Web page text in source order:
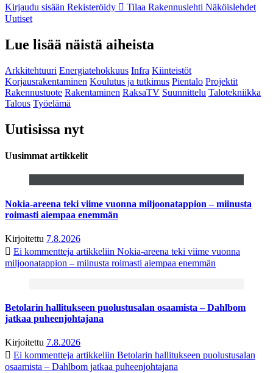
Kirjaudu sisään Rekisteröidy Tilaa Rakennuslehti Näköislehdet
Uutiset
Lue lisää näistä aiheista
Arkkitehtuuri Energiatehokkuus Infra Kiinteistöt
Korjausrakentaminen Koulutus ja tutkimus Pientalo Projektit
Rakennustuote Rakentaminen RaksaTV Suunnittelu Talotekniikka
Talous Työelämä
Uutisissa nyt
Uusimmat artikkelit
Nokia-areena teki viime vuonna miljoonatappion – miinusta
roimasti aiempaa enemmän
Kirjoitettu 7.8.2026
Ei kommentteja artikkeliin Nokia-areena teki viime vuonna
miljoonatappion – miinusta roimasti aiempaa enemmän
Betolarin hallitukseen puolustusalan osaamista – Dahlbom
jatkaa puheenjohtajana
Kirjoitettu 7.8.2026
Ei kommentteja artikkeliin Betolarin hallitukseen puolustusalan
osaamista – Dahlbom jatkaa puheenjohtajana